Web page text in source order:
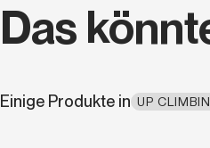
Das
Einige Produkte in UP